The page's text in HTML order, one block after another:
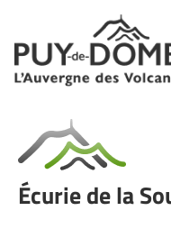
Panneau de gestion
Écurie de la